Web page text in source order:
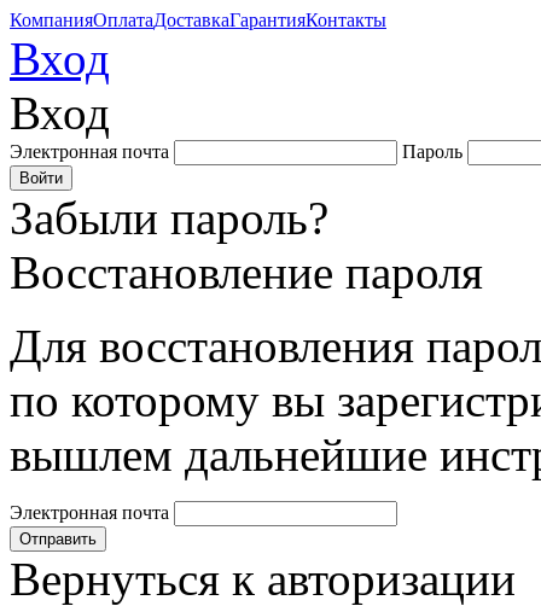
КомпанияОплатаДоставкаГарантияКонтакты
Вход
Вход
Электронная почта Пароль
Забыли пароль?
Восстановление пароля
Для восстановления
по которому вы
вышлем дальнейшие
Электронная почта
Вернуться к авторизации